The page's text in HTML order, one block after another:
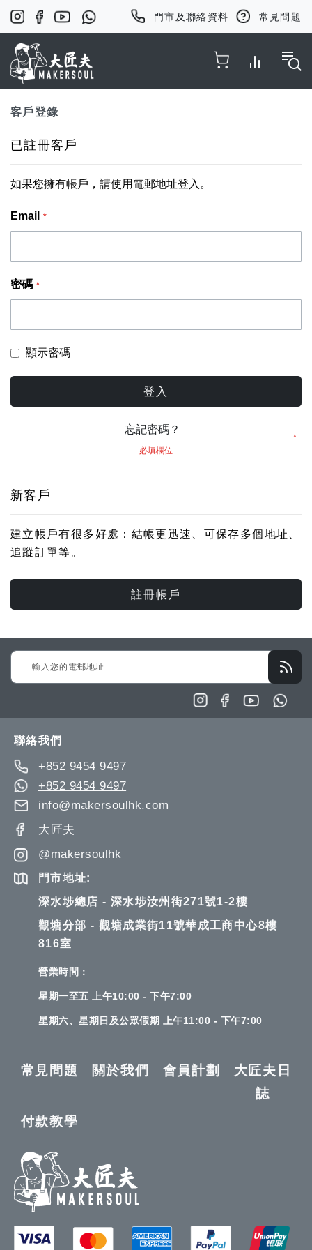
門市及聯絡資料 常見問題
客戶登錄
已註冊客戶
如果您擁有帳戶，請使用電郵地址登入。
Email
密碼
顯示密碼
登入
忘記密碼？
新客戶
建立帳戶有很多好處：結帳更迅速、可保存多個地址、
追蹤訂單等。
註冊帳戶
Sign
Up
聯絡我們
+852 9454 9497
+852 9454 9497
info@makersoulhk.com
大匠夫
@makersoulhk
門市地址:
深水埗總店 - 深水埗汝州街271號1-2樓
觀塘分部 - 觀塘成業街11號華成工商中心8樓
816室
營業時間：
星期一至五 上午10:00 - 下午7:00
星期六、星期日及公眾假期 上午11:00 - 下午7:00
常見問題 關於我們 會員計劃
大匠夫日
誌
付款教學